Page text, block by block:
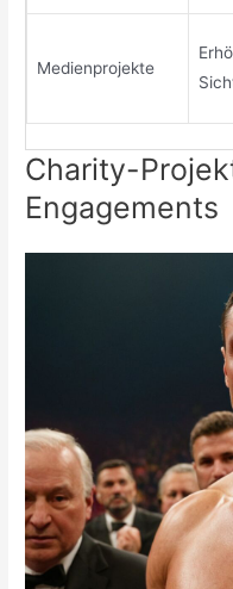
Medienprojekte
Charity-
Engagements